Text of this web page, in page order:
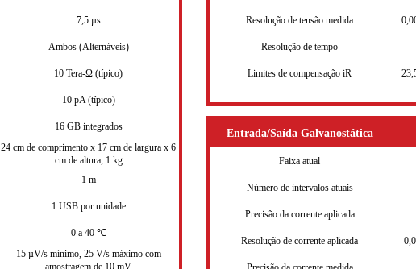
Resolução de tensão medida
Resolução de tempo
Limites de compensação iR
Entrada/Saída Galvanostática
Faixa atual
Número de intervalos atuais
Precisão da corrente aplicada
Resolução de corrente aplicada
7,5 µs
Ambos (Alternáveis)
10 Tera-Ω (típico)
10 pA (típico)
16 GB integrados
24 cm de comprimento x 17 cm de largura x 6
cm de altura, 1 kg
1 m
1 USB por unidade
0 a 40 ℃
15 µV/s mínimo, 25 V/s máximo com